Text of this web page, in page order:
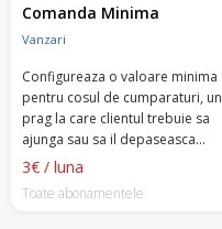
Comanda Minima
Vanzari
Configureaza o valoare minima
pentru cosul de cumparaturi, un
prag la care clientul trebuie sa
ajunga sau sa il depaseasca
pentru a putea plasa comanda.
3€ / luna
Toate abonamentele